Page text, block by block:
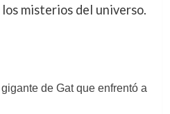
misterios del universo.
de Gat que enfrentó a